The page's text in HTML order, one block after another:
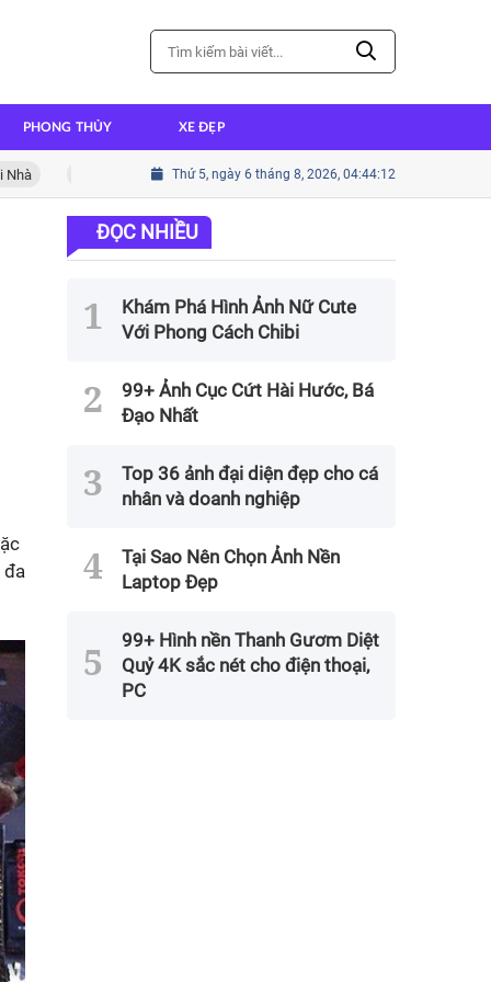
PHONG THỦY XE ĐẸP
Cách nấu cháo ếch thơm ngon đậm đà hương vị
Thứ 5, ngày 6 tháng 8, 2026, 04:44:13
đa
ĐỌC NHIỀU
Khám Phá Hình Ảnh Nữ Cute
Với Phong Cách Chibi
99+ Ảnh Cục Cứt Hài Hước, Bá
Đạo Nhất
Top 36 ảnh đại diện đẹp cho cá
nhân và doanh nghiệp
Tại Sao Nên Chọn Ảnh Nền
Laptop Đẹp
99+ Hình nền Thanh Gươm Diệt
Quỷ 4K sắc nét cho điện thoại,
PC